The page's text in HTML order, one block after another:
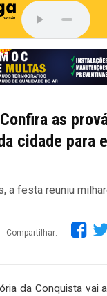
Confira as
cidade para
a festa reuniu
Compartilhar:
da Conquista vai